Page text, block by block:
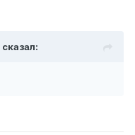
сказал: